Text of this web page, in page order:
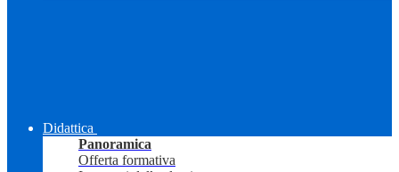
Didattica
Panoramica
Offerta formativa